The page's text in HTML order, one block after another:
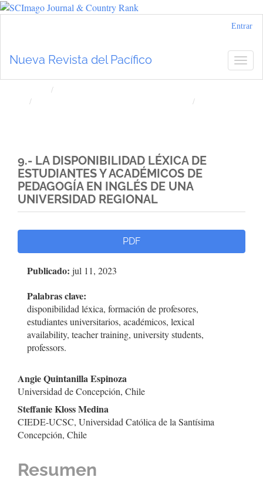
principal
Entrar
Nueva Revista del Pacífico
9.- LA DISPONIBILIDAD LÉXICA DE
ESTUDIANTES Y ACADÉMICOS DE
PEDAGOGÍA EN INGLÉS DE UNA
UNIVERSIDAD REGIONAL
lateral
del
artículo
PDF
Publicado: jul 11, 2023
Palabras clave:
disponibilidad léxica, formación de profesores,
estudiantes universitarios, académicos, lexical
availability, teacher training, university students,
professors.
Contenido
principal
del
artículo
Angie Quintanilla Espinoza
Universidad de Concepción, Chile
Steffanie Kloss Medina
CIEDE-UCSC, Universidad Católica de la Santísima
Concepción, Chile
Resumen